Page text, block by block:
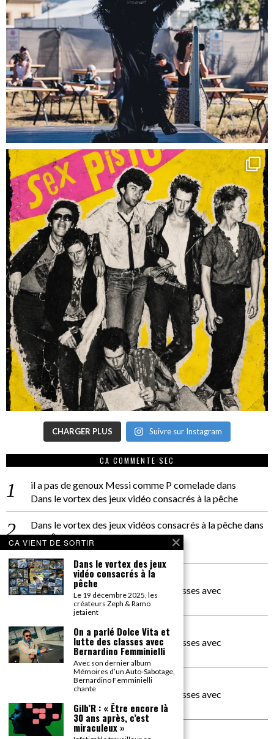
CHARGER PLUS Suivre sur Instagram
CA COMMENTE SEC
il a pas de genoux Messi comme P comeladedans
Dans le vortex des jeux vidéo consacrés à la pêche
Dans le vortex des jeux vidéos consacrés à la pêchedans
PACÔME THIELLEMENT
La séance d’Hip Gnose
La Patrie
dans
On a parlé Dolce Vita et lutte des classes avec
Bernardino Femminielli
carte noire negra à l'o tiededans
On a parlé Dolce Vita et lutte des classes avec
Bernardino Femminielli
moise et son mascarédans
On a parlé Dolce Vita et lutte des classes avec
Bernardino Femminielli
CA VIENT DE SORTIR
Dans le vortex des jeux
vidéo consacrés à la
pêche
Le 19 décembre 2025, les
créateurs Zeph & Ramo
jetaient
On a parlé Dolce Vita et
lutte des classes avec
Bernardino Femminielli
Avec son dernier album
Mémoires d’un Auto-Sabotage,
Bernardino Femminielli
chante
Gilb’R : « Être encore là
30 ans après, c’est
miraculeux »